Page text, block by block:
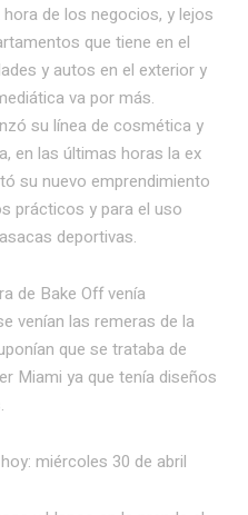
de los negocios, y lejos
que tiene en el
y autos en el exterior y
va por más.
su línea de cosmética y
en las últimas horas la ex
su nuevo emprendimiento
prácticos y para el uso
deportivas.
de Bake Off venía
venían las remeras de la
que se trataba de
Miami ya que tenía diseños
miércoles 30 de abril